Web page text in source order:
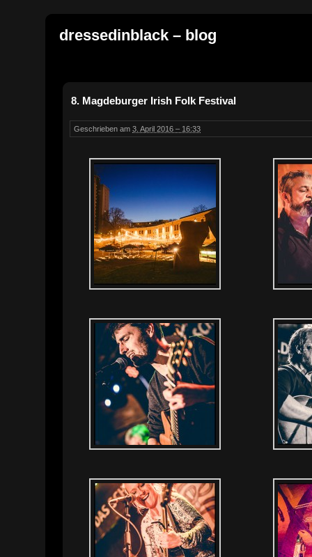
dressedinblack – blog
8. Magdeburger Irish Folk Festival
Geschrieben am 3. April 2016 – 16:33